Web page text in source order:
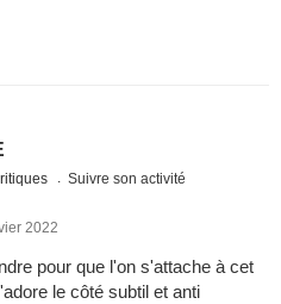
Suivre son activité
2022
pour que l'on s'attache à cet
le côté subtil et anti